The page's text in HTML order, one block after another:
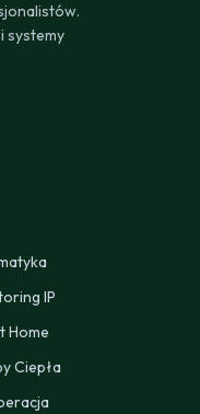
systemy
IP
Home
Ciepła